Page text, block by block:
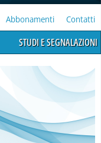
Abbonamenti Contatti
STUDI E SEGNALAZIONI